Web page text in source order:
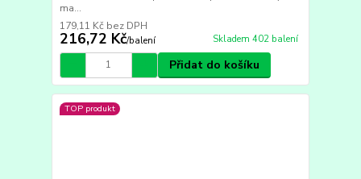
ma...
216,72 Kč/balení
179,11 Kč bez DPH
Skladem 402 balení
Přidat do košíku
TOP produkt